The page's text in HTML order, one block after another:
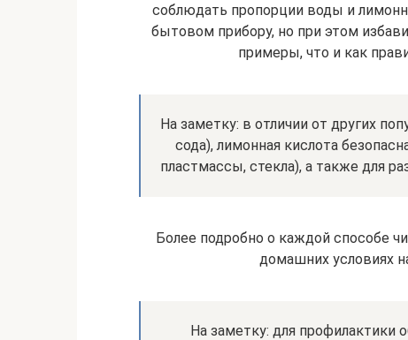
соблюдать пропорции воды и
бытовом прибору, но при этом
примеры, что и как
На заметку: в отличии от других
сода), лимонная кислота
пластмассы, стекла), а также для
Более подробно о каждой способе
домашних условиях
На заметку: для профилактики